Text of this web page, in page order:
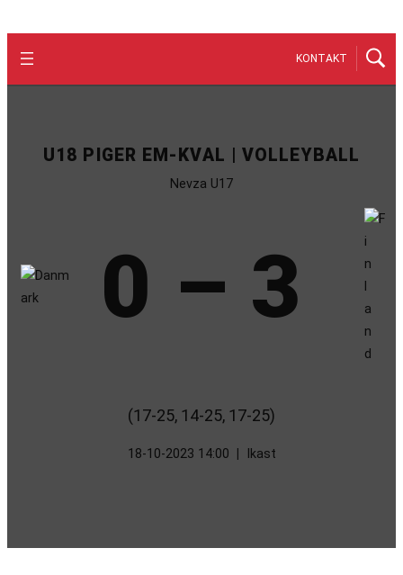
KONTAKT
U18 PIGER EM-KVAL | VOLLEYBALL
Nevza U17
0 – 3
(17-25, 14-25, 17-25)
18-10-2023 14:00 Ikast